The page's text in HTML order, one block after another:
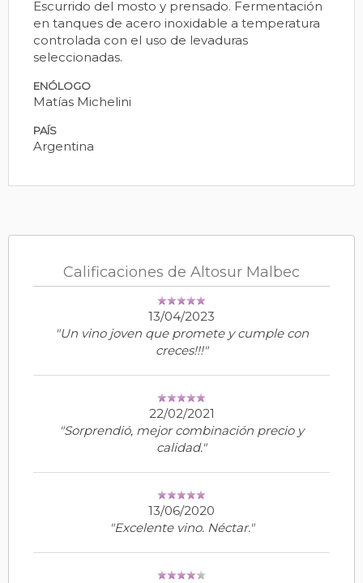
Escurrido del mosto y prensado. Fermentación
en tanques de acero inoxidable a temperatura
controlada con el uso de levaduras
seleccionadas.
ENÓLOGO
Matías Michelini
PAÍS
Argentina
Calificaciones de Altosur Malbec
13/04/2023
"Un vino joven que promete y cumple con
creces!!!"
22/02/2021
"Sorprendió, mejor combinación precio y
calidad."
13/06/2020
"Excelente vino. Néctar."